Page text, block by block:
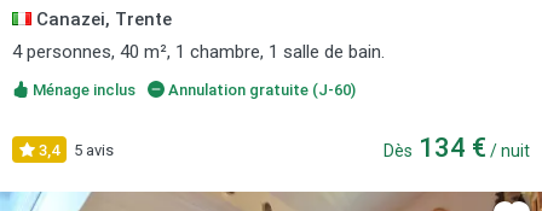
Canazei, Trente
4 personnes, 40 m², 1 chambre, 1 salle de bain.
Ménage inclus Annulation gratuite (J-60)
3,4 5 avis Dès 134 € / nuit